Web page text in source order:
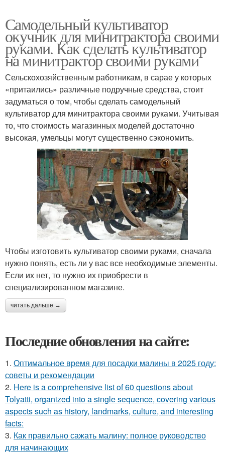
Самодельный культиватор
окучник для минитрактора своими
руками. Как сделать культиватор
на минитрактор своими руками
Сельскохозяйственным работникам, в сарае у которых
«притаились» различные подручные средства, стоит
задуматься о том, чтобы сделать самодельный
культиватор для минитрактора своими руками. Учитывая
то, что стоимость магазинных моделей достаточно
высокая, умельцы могут существенно сэкономить.
Чтобы изготовить культиватор своими руками, сначала
нужно понять, есть ли у вас все необходимые элементы.
Если их нет, то нужно их приобрести в
специализированном магазине.
читать дальше →
Последние обновления на сайте:
1. Оптимальное время для посадки малины в 2025 году:
советы и рекомендации
2. Here is a comprehensive list of 60 questions about
Tolyatti, organized into a single sequence, covering various
aspects such as history, landmarks, culture, and interesting
facts:
3. Как правильно сажать малину: полное руководство
для начинающих